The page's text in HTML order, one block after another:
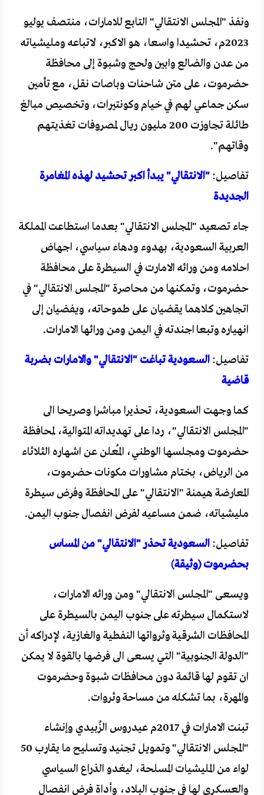
ونفذ "المجلس الانتقالي" التابع للامارات، منتصف يوليو
2023م، تحشيدا واسعا، هو الاكبر، لاتباعه ومليشياته
من عدن والضالع وابين ولحج وشبوة إلى محافظة
حضرموت، على متن شاحنات وباصات نقل، مع تأمين
سكن جماعي لهم في خيام وكونتيرات، وتخصيص مبالغ
طائلة تجاوزت 200 مليون ريال لمصروفات تغذيتهم
وقاتهم".
تفاصيل: "الانتقالي" يبدأ اكبر تحشيد لهذه المغامرة
الجديدة
جاء تصعيد "المجلس الانتقالي" بعدما استطاعت المملكة
العربية السعودية، بهدوء ودهاء سياسي، اجهاض
احلامه ومن ورائه الامارت في السيطرة على محافظة
حضرموت، وتمكنها من محاصرة "المجلس الانتقالي" في
اتجاهين كلاهما يقضيان على طموحاته، ويفضيان إلى
انهياره وتبعا اجندته في اليمن ومن ورائها الامارات.
تفاصيل: السعودية تباغت "الانتقالي" والامارات بضربة
قاضية
كما وجهت السعودية، تحذيرا مباشرا وصريحا الى
"المجلس الانتقالي"، ردا على تهديداته المتوالية، لمحافظة
حضرموت ومجلسها الوطني، المُعلن عن اشهاره الثلاثاء
من الرياض، بختام مشاورات مكونات حضرموت،
المعارضة هيمنة "الانتقالي" على المحافظة وفرض سيطرة
مليشياته، ضمن مساعيه لفرض انفصال جنوب اليمن.
تفاصيل: السعودية تحذر "الانتقالي" من المساس
بحضرموت (وثيقة)
ويسعى "المجلس الانتقالي" ومن ورائه الامارات،
لاستكمال سيطرته على جنوب اليمن بالسيطرة على
المحافظات الشرقية وثرواتها النفطية والغازية، لإدراكه أن
"الدولة الجنوبية" التي يسعى الى فرضها بالقوة لا يمكن
ان تقوم لها قائمة دون محافظات شبوة وحضرموت
والمهرة، بما تشكله من مساحة وثروات.
تبنت الامارات في 2017م عيدروس الزُبيدي وإنشاء
"المجلس الانتقالي" وتمويل تجنيد وتسليح ما يقارب 50
لواء من المليشيات المسلحة، ليغدو الذراع السياسي
والعسكري لها في جنوب البلاد، وأداة فرض انفصال